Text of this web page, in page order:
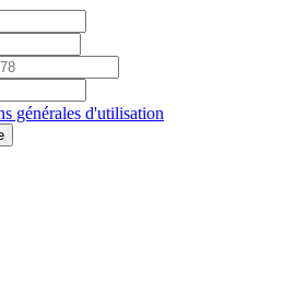
générales d'utilisation